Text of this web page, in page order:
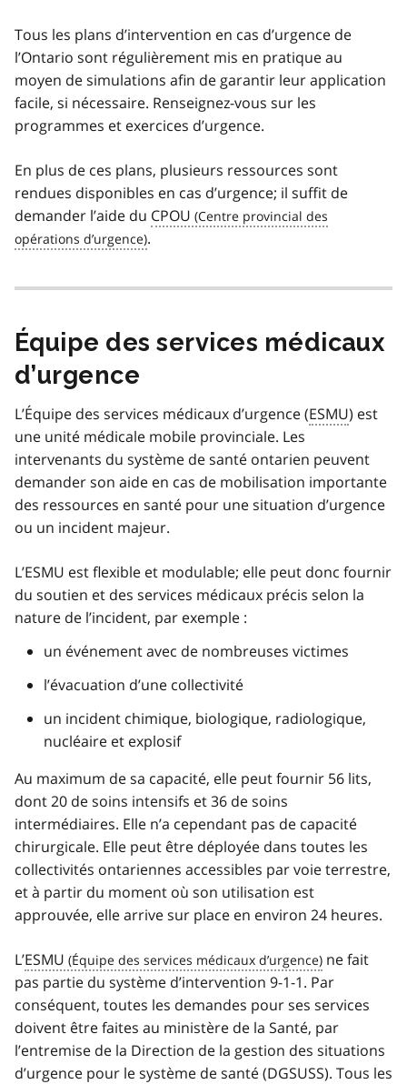
Tous les plans d’intervention en cas d’urgence de
l’Ontario sont régulièrement mis en pratique au
moyen de simulations afin de garantir leur application
facile, si nécessaire. Renseignez-vous sur les
programmes et exercices d’urgence.
En plus de ces plans, plusieurs ressources sont
rendues disponibles en cas d’urgence; il suffit de
demander l’aide du CPOU
.
Équipe des services médicaux
d’urgence
L’Équipe des services médicaux d’urgence (ESMU) est
une unité médicale mobile provinciale. Les
intervenants du système de santé ontarien peuvent
demander son aide en cas de mobilisation importante
des ressources en santé pour une situation d’urgence
ou un incident majeur.
L’ESMU est flexible et modulable; elle peut donc fournir
du soutien et des services médicaux précis selon la
nature de l’incident, par exemple :
un événement avec de nombreuses victimes
l’évacuation d’une collectivité
un incident chimique, biologique, radiologique,
nucléaire et explosif
Au maximum de sa capacité, elle peut fournir 56 lits,
dont 20 de soins intensifs et 36 de soins
intermédiaires. Elle n’a cependant pas de capacité
chirurgicale. Elle peut être déployée dans toutes les
collectivités ontariennes accessibles par voie terrestre,
et à partir du moment où son utilisation est
approuvée, elle arrive sur place en environ 24 heures.
L’ESMU
ne fait
pas partie du système d’intervention 9-1-1. Par
conséquent, toutes les demandes pour ses services
doivent être faites au ministère de la Santé, par
l’entremise de la Direction de la gestion des situations
d’urgence pour le système de santé (DGSUSS). Tous les